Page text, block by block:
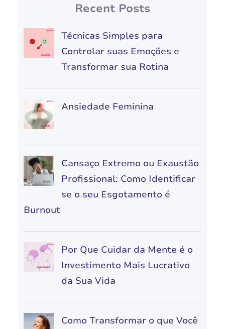
Recent Posts
Técnicas Simples para
Controlar suas Emoções e
Transformar sua Rotina
Ansiedade Feminina
Cansaço Extremo ou Exaustão
Profissional: Como Identificar
se o seu Esgotamento é
Burnout
Por Que Cuidar da Mente é o
Investimento Mais Lucrativo
da Sua Vida
Como Transformar o que Você